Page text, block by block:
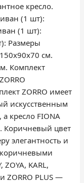
кресло.
(1 шт):
(1 шт):
Размеры
см.
Комплект
ZORRO имеет
искусственным
кресло FIONA
Коричневый цвет
элегантность и
коричневыми
KARL,
ZORRO PLUS —